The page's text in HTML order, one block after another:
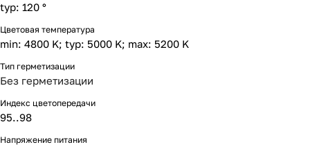
typ: 120 °
Цветовая температура
min: 4800 K; typ: 5000 K; max: 5200 K
Тип герметизации
Без герметизации
Индекс цветопередачи
95..98
Напряжение питания